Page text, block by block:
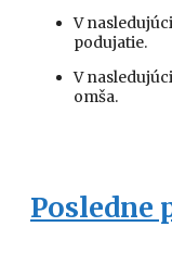
V
podujatie.
V
omša.
Posledne